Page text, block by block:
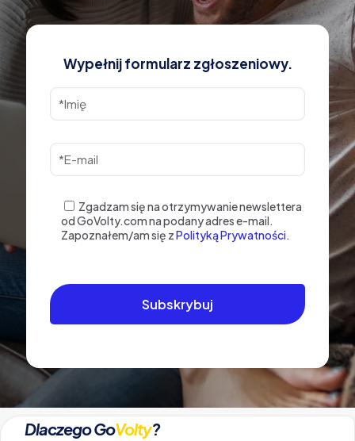
Wypełnij formularz zgłoszeniowy.
Zgadzam się na otrzymywanie newslettera
od GoVolty.com na podany adres e-mail.
Zapoznałem/am się zPolityką Prywatności.
Dlaczego GoVolty?